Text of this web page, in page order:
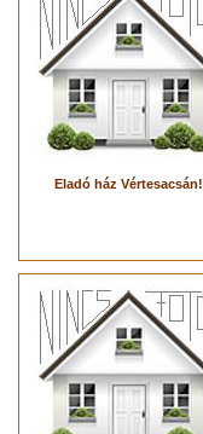
Eladó ház Vértesacsán!